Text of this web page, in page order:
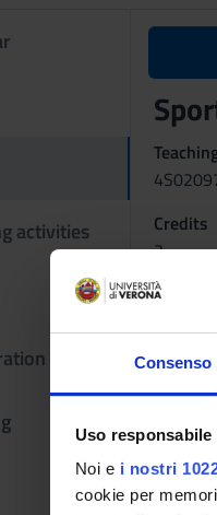
Consenso
Uso responsabile
Noi e i nostri
cookie per
activities
Credits
3
Also
Language
Italian
Period
II